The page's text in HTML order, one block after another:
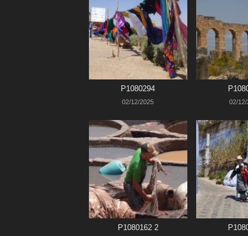
P1080294
02/12/2025 02/
P1080162 2